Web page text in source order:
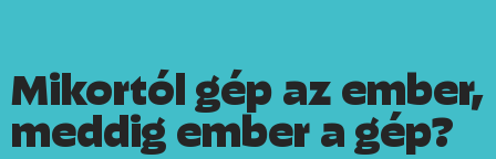
Mikortól gép az ember,
meddig ember a gép?